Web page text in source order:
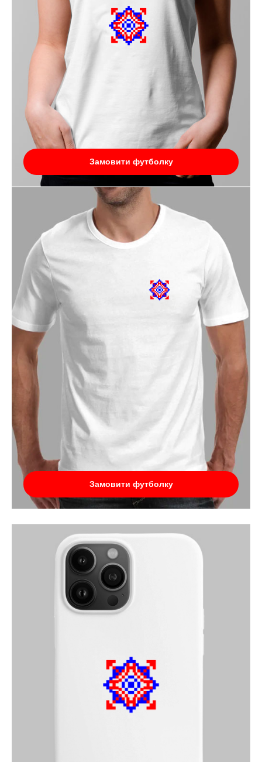
Замовити футболку
Замовити футболку